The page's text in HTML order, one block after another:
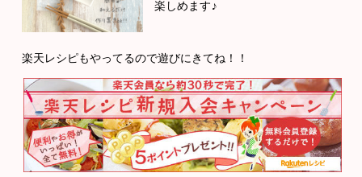
楽しめます♪
楽天レシピもやってるので遊びにきてね！！